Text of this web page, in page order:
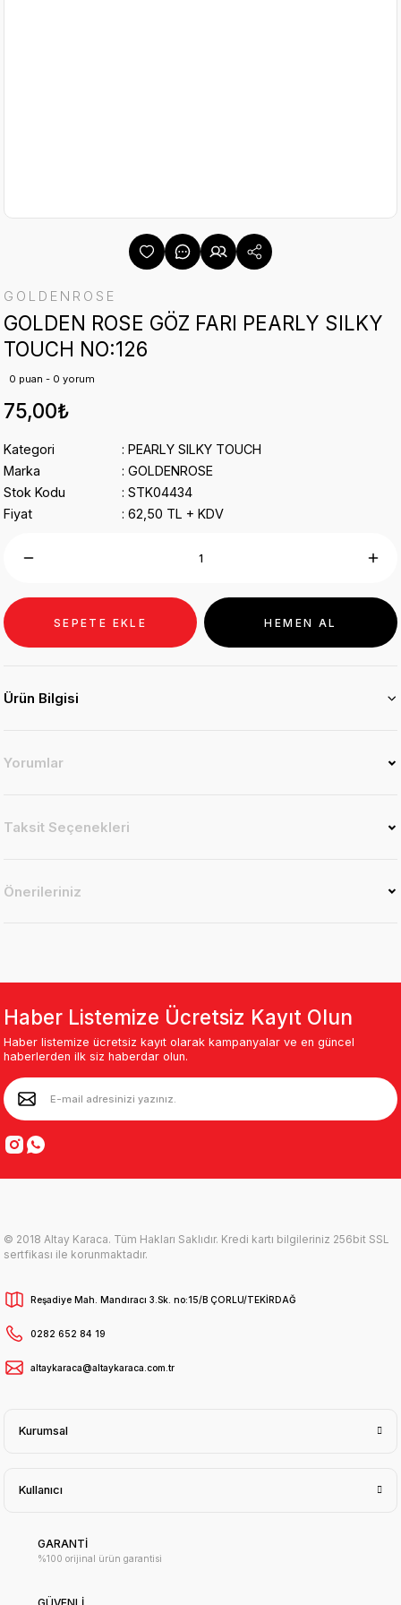
GOLDENROSE
GOLDEN ROSE GÖZ FARI PEARLY SILKY
TOUCH NO:126
0 puan - 0 yorum
75,00₺
Kategori
PEARLY SILKY TOUCH
Marka
GOLDENROSE
Stok Kodu
STK04434
Fiyat
62,50 TL + KDV
SEPETE EKLE HEMEN AL
Ürün Bilgisi
Yorumlar
Taksit Seçenekleri
Önerileriniz
Haber Listemize Ücretsiz Kayıt Olun
Haber listemize ücretsiz kayıt olarak kampanyalar ve en güncel
haberlerden ilk siz haberdar olun.
© 2018 Altay Karaca. Tüm Hakları Saklıdır. Kredi kartı bilgileriniz 256bit SSL
sertfikası ile korunmaktadır.
Reşadiye Mah. Mandıracı 3.Sk. no:15/B ÇORLU/TEKİRDAĞ
0282 652 84 19
altaykaraca@altaykaraca.com.tr
Kurumsal
Kullanıcı
GARANTİ
%100 orijinal ürün garantisi